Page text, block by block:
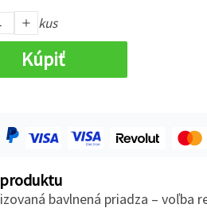
kus
Kúpiť
bavlnená priadza – voľba